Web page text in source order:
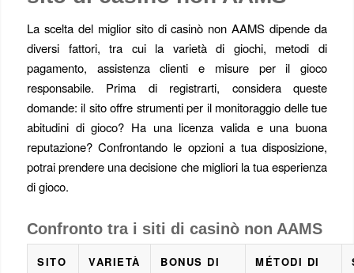
La scelta del miglior sito di casinò non AAMS dipende da
diversi fattori, tra cui la varietà di giochi, metodi di
pagamento, assistenza clienti e misure per il gioco
responsabile. Prima di registrarti, considera queste
domande: il sito offre strumenti per il monitoraggio delle tue
abitudini di gioco? Ha una licenza valida e una buona
reputazione? Confrontando le opzioni a tua disposizione,
potrai prendere una decisione che migliori la tua esperienza
di gioco.
Confronto tra i siti di casinò non AAMS
SITO
VARIETÀ
BONUS DI
MÉTODI DI